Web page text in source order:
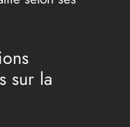
sur la